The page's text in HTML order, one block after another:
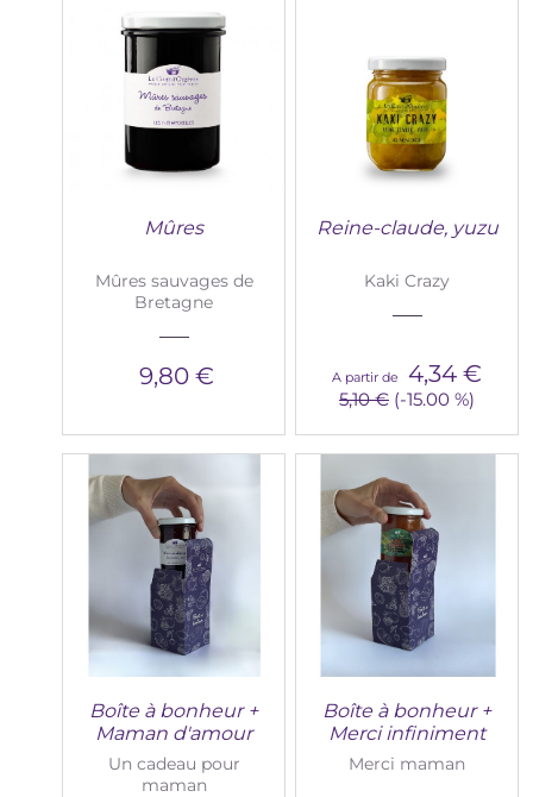
Mûres
Mûres sauvages de
Bretagne
9,80 €
Reine-claude, yuzu
Kaki Crazy
A partir de 4,34 €
5,10 € (-15.00 %)
Boîte à bonheur +
Maman d'amour
Un cadeau pour
maman
Boîte à bonheur +
Merci infiniment
Merci maman